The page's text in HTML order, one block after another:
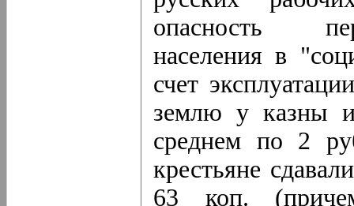
опасность
населения в
счет
землю у казны
среднем по 2
крестьяне
63 коп.